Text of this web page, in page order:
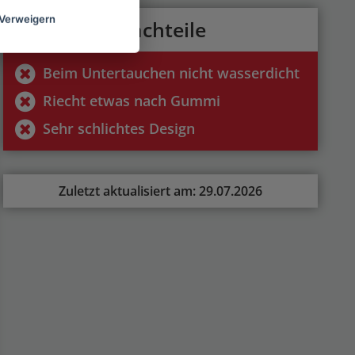
Nachteile
Beim Untertauchen nicht wasserdicht
Riecht etwas nach Gummi
Sehr schlichtes Design
Zuletzt aktualisiert am: 29.07.2026